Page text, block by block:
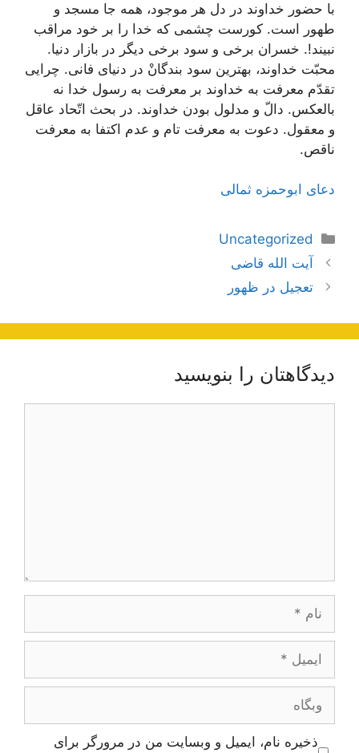
با حضور خداوند در دل هر موجود، همه جا مسجد و
طهور است. کورست چشمی که خدا را بر خود مراقب
نبیند!. خسران برخی و سود برخی دیگر در بازار دنیا.
محبّت خداوند، بهترین سود بندگانْ در دنیای فانی. چرایی
تقدّم معرفت به خداوند بر معرفت به رسول خدا نه
بالعکس. دالّ و مدلول بودن خداوند. در بحث اتّحاد عاقل
و معقول. دعوت به معرفت تام و عدم اکتفا به معرفت
ناقص.
دعای ابوحمزه ثمالی
دسته‌ها
Uncategorized
ناوبری
نوشته‌ها
آیت الله قاضی
تعجیل در ظهور
دیدگاهتان را بنویسید
ایمیل
وبگاه
ذخیره نام، ایمیل و وبسایت من در مرورگر برای